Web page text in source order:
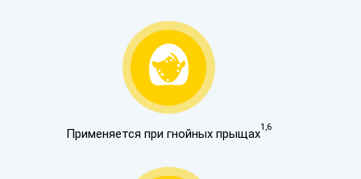
Применяется при гнойных прыщах1,6